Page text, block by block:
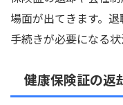
場面が出てきます。
手続きが必要になる状
健康保険証の返